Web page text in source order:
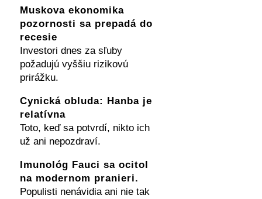
Muskova ekonomika
pozornosti sa prepadá do
recesie
Investori dnes za sľuby
požadujú vyššiu rizikovú
prirážku.
Cynická obluda: Hanba je
relatívna
Toto, keď sa potvrdí, nikto ich
už ani nepozdraví.
Imunológ Fauci sa ocitol
na modernom pranieri.
Populisti nenávidia ani nie tak